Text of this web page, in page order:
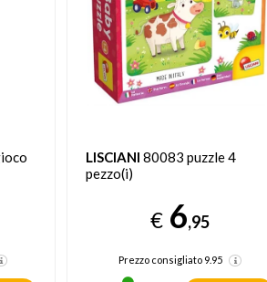
FUNKO POP 83456 Disney
Cenerentola
€ 4,95
Prezzo consigliato16.95